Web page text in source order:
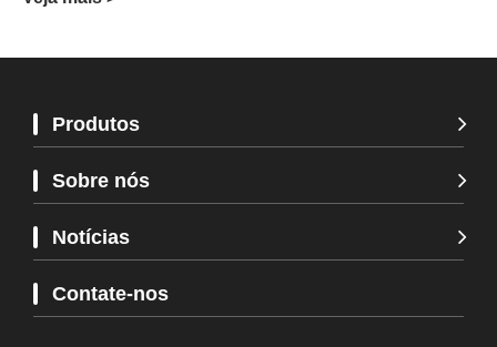
Produtos
Sobre nós
Notícias
Contate-nos